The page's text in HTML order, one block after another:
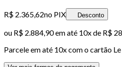
R$ 2.365,62no PIX Desconto
ou R$ 2.884,90em até 10x de R$
Parcele em até 10x com o cartão